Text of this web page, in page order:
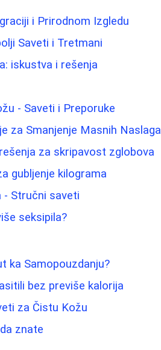
i Prirodnom Izgledu
Saveti i Tretmani
iskustva i rešenja
- Saveti i Preporuke
za Smanjenje Masnih Naslaga
za skripavost zglobova
gubljenje kilograma
- Stručni saveti
seksipila?
ka Samopouzdanju?
bez previše kalorija
za Čistu Kožu
znate